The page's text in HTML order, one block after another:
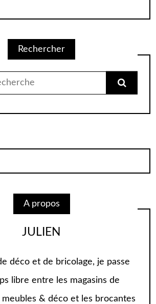
Rechercher
A propos
JULIEN
déco et de bricolage, je passe
libre entre les magasins de
meubles & déco et les brocantes